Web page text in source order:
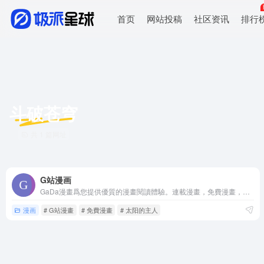
首页 网站投稿 社区资讯 排行
斗破苍穹
G站漫画
漫画 # G站漫畫 # 免費漫畫 # 太阳的主人